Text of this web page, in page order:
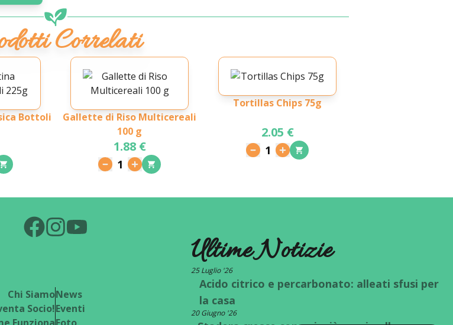
Correlati
Bottoli
Gallette di Riso Multicereali
100 g
1.88 €
1
Tortillas Chips 75g
2.05 €
1
Chi Siamo
Socio!
News
Eventi
Ultime Notizie
25 Luglio '26
Acido citrico e percarbonato: alleati sfusi per
la casa
20 Giugno '26